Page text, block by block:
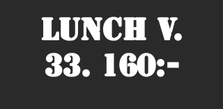
Lunch
Lunch V.
33. 160:-